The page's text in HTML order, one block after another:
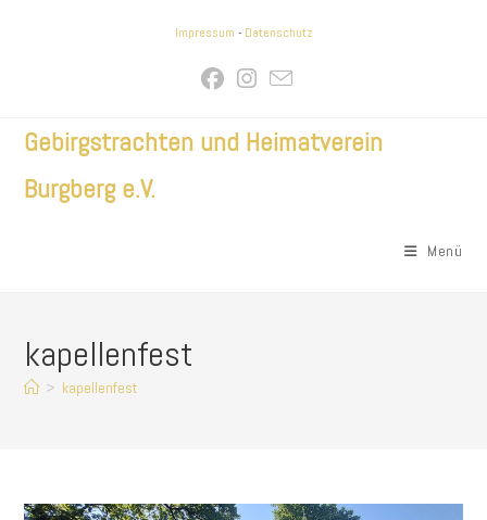
Impressum - Datenschutz
Gebirgstrachten und Heimatverein
Burgberg e.V.
Menü
kapellenfest
> kapellenfest